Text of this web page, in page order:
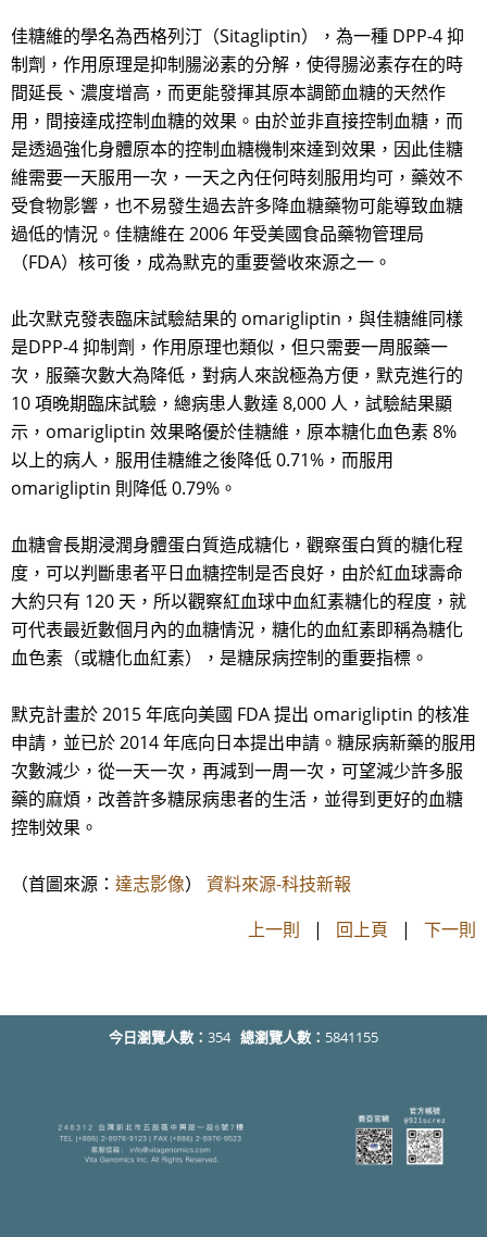
佳糖維的學名為西格列汀（Sitagliptin），為一種 DPP-4 抑
制劑，作用原理是抑制腸泌素的分解，使得腸泌素存在的時
間延長、濃度增高，而更能發揮其原本調節血糖的天然作
用，間接達成控制血糖的效果。由於並非直接控制血糖，而
是透過強化身體原本的控制血糖機制來達到效果，因此佳糖
維需要一天服用一次，一天之內任何時刻服用均可，藥效不
受食物影響，也不易發生過去許多降血糖藥物可能導致血糖
過低的情況。佳糖維在 2006 年受美國食品藥物管理局
（FDA）核可後，成為默克的重要營收來源之一。
此次默克發表臨床試驗結果的 omarigliptin，與佳糖維同樣
是DPP-4 抑制劑，作用原理也類似，但只需要一周服藥一
次，服藥次數大為降低，對病人來說極為方便，默克進行的
10 項晚期臨床試驗，總病患人數達 8,000 人，試驗結果顯
示，omarigliptin 效果略優於佳糖維，原本糖化血色素 8%
以上的病人，服用佳糖維之後降低 0.71%，而服用
omarigliptin 則降低 0.79%。
血糖會長期浸潤身體蛋白質造成糖化，觀察蛋白質的糖化程
度，可以判斷患者平日血糖控制是否良好，由於紅血球壽命
大約只有 120 天，所以觀察紅血球中血紅素糖化的程度，就
可代表最近數個月內的血糖情況，糖化的血紅素即稱為糖化
血色素（或糖化血紅素），是糖尿病控制的重要指標。
默克計畫於 2015 年底向美國 FDA 提出 omarigliptin 的核准
申請，並已於 2014 年底向日本提出申請。糖尿病新藥的服用
次數減少，從一天一次，再減到一周一次，可望減少許多服
藥的麻煩，改善許多糖尿病患者的生活，並得到更好的血糖
控制效果。
（首圖來源： 達志影像） 資料來源-科技新報
上一則 | 回上頁 | 下一則
今日瀏覽人數： 354 總瀏覽人數： 5841155